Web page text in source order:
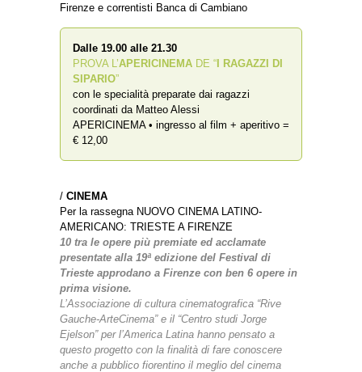
Firenze e correntisti Banca di Cambiano
Dalle 19.00 alle 21.30
PROVA L’APERICINEMA DE “I RAGAZZI DI
SIPARIO”
con le specialità preparate dai ragazzi
coordinati da Matteo Alessi
APERICINEMA • ingresso al film + aperitivo =
€ 12,00
/ CINEMA
Per la rassegna NUOVO CINEMA LATINO-
AMERICANO: TRIESTE A FIRENZE
10 tra le opere più premiate ed acclamate
presentate alla 19ª edizione del Festival di
Trieste approdano a Firenze con ben 6 opere in
prima visione.
L’Associazione di cultura cinematografica “Rive
Gauche-ArteCinema” e il “Centro studi Jorge
Ejelson” per l’America Latina hanno pensato a
questo progetto con la finalità di fare conoscere
anche a pubblico fiorentino il meglio del cinema